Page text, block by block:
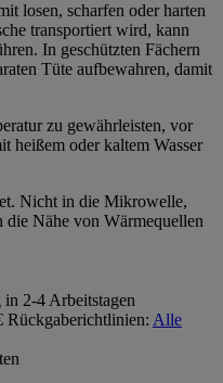
losen, scharfen oder harten
transportiert wird, kann
In geschützten Fächern
Tüte aufbewahren, damit
zu gewährleisten, vor
heißem oder kaltem Wasser
Nicht in die Mikrowelle,
Nähe von Wärmequellen
2-4 Arbeitstagen
Rückgaberichtlinien: Alle